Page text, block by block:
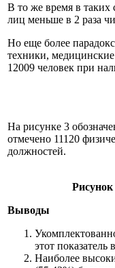
В то же время в таких
лиц меньше в 2 раза
Но еще более
техники,
12009 человек при
На рисунке 3
отмечено 11120
должностей.
Выводы
этот
Наиболее